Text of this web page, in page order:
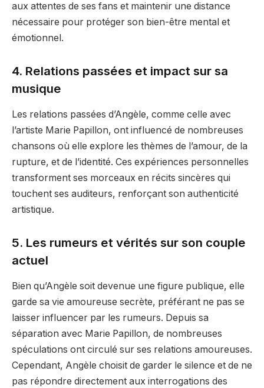
aux attentes de ses fans et maintenir une distance
nécessaire pour protéger son bien-être mental et
émotionnel.
4. Relations passées et impact sur sa
musique
Les relations passées d’Angèle, comme celle avec
l’artiste Marie Papillon, ont influencé de nombreuses
chansons où elle explore les thèmes de l’amour, de la
rupture, et de l’identité. Ces expériences personnelles
transforment ses morceaux en récits sincères qui
touchent ses auditeurs, renforçant son authenticité
artistique.
5. Les rumeurs et vérités sur son couple
actuel
Bien qu’Angèle soit devenue une figure publique, elle
garde sa vie amoureuse secrète, préférant ne pas se
laisser influencer par les rumeurs. Depuis sa
séparation avec Marie Papillon, de nombreuses
spéculations ont circulé sur ses relations amoureuses.
Cependant, Angèle choisit de garder le silence et de ne
pas répondre directement aux interrogations des